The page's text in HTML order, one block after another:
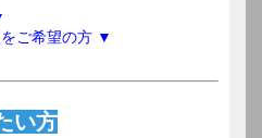
ご希望の方 ▼
い方